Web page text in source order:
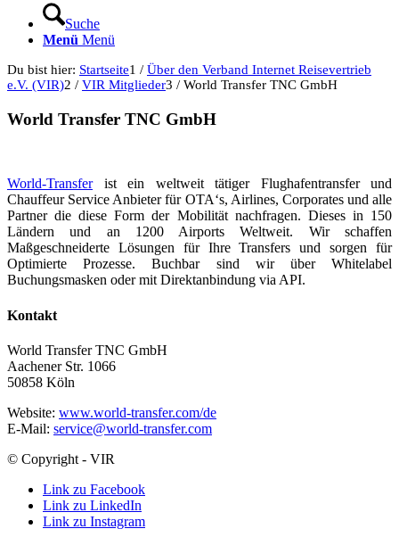
Suche
Menü Menü
Du bist hier: Startseite1 / Über den Verband Internet Reisevertrieb
e.V. (VIR)2 / VIR Mitglieder3 / World Transfer TNC GmbH
World Transfer TNC GmbH
World-Transferist ein weltweit tätiger Flughafentransfer und
Chauffeur Service Anbieter für OTA‘s, Airlines, Corporates und alle
Partner die diese Form der Mobilität nachfragen. Dieses in 150
Ländern und an 1200 Airports Weltweit. Wir schaffen
Maßgeschneiderte Lösungen für Ihre Transfers und sorgen für
Optimierte Prozesse. Buchbar sind wir über Whitelabel
Buchungsmasken oder mit Direktanbindung via API.
Kontakt
World Transfer TNC GmbH
Aachener Str. 1066
50858 Köln
Website: www.world-transfer.com/de
E-Mail: service@world-transfer.com
© Copyright - VIR
Link zu Facebook
Link zu LinkedIn
Link zu Instagram